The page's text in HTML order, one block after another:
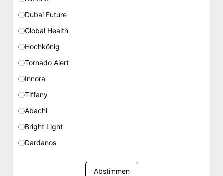
Dubai Future
Global Health
Hochkönig
Tornado Alert
Innora
Tiffany
Abachi
Bright Light
Dardanos
Abstimmen